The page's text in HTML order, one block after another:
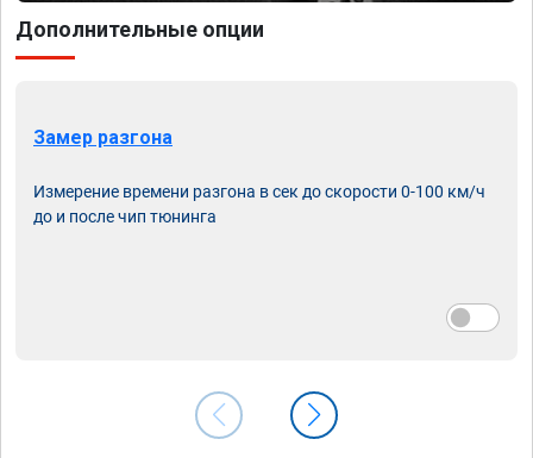
Дополнительные опции
Замер разгона
Измерение времени разгона в сек до скорости 0-100 км/ч
до и после чип тюнинга